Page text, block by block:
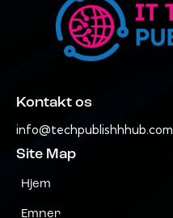
Kontakt os
info@techpublishhhub.com
Site Map
Hjem
Emner